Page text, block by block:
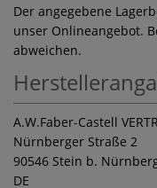
Der angegebene
unser Onlineangebot.
abweichen.
A.W.Faber-Castell
Nürnberger Straße 2
90546 Stein b.
DE